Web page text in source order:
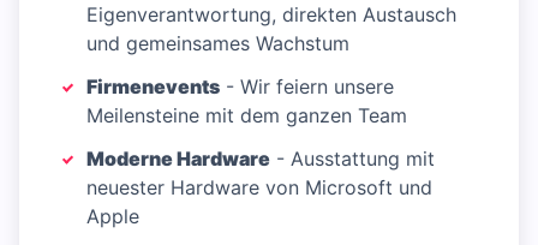
Eigenverantwortung, direkten Austausch
und gemeinsames Wachstum
Firmenevents - Wir feiern unsere
Meilensteine mit dem ganzen Team
Moderne Hardware - Ausstattung mit
neuester Hardware von Microsoft und
Apple